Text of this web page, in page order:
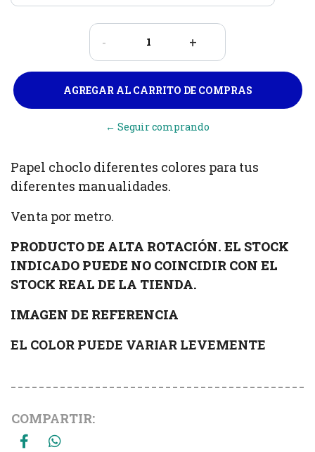
- +
← Seguir comprando
Papel choclo diferentes colores para tus
diferentes manualidades.
Venta por metro.
PRODUCTO DE ALTA ROTACIÓN. EL STOCK
INDICADO PUEDE NO COINCIDIR CON EL
STOCK REAL DE LA TIENDA.
IMAGEN DE REFERENCIA
EL COLOR PUEDE VARIAR LEVEMENTE
COMPARTIR: